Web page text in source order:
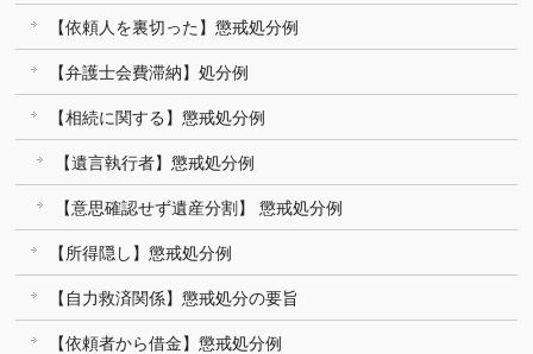
【依頼人を裏切った】懲戒処分例
【弁護士会費滞納】処分例
【相続に関する】懲戒処分例
【遺言執行者】懲戒処分例
【意思確認せず遺産分割】 懲戒処分例
【所得隠し】懲戒処分例
【自力救済関係】懲戒処分の要旨
【依頼者から借金】懲戒処分例